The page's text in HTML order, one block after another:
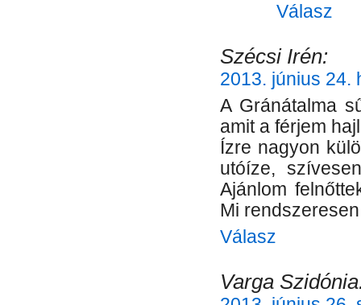
Válasz
Szécsi Irén:
2013. június 24.
A Gránátalma
amit a férjem
Ízre nagyon
utóíze,
Ajánlom
Mi
Válasz
Varga